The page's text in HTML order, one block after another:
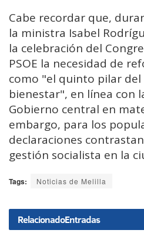
Cabe recordar que,
la ministra Isabel
la celebración del
PSOE la necesidad de
como "el quinto pilar del
bienestar", en línea con
Gobierno central en
embargo, para los
declaraciones
gestión socialista en la
Tags: Noticias de Melilla
RelacionadoEntradas